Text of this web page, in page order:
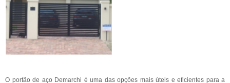
O portão de aço Demarchi é uma das opções mais úteis e eficientes para a